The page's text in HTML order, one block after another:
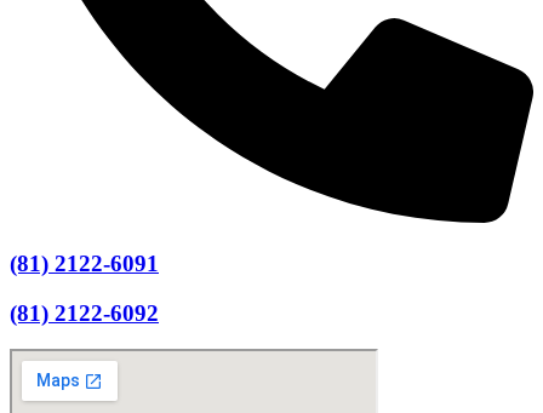
(81) 2122-6091
(81) 2122-6092